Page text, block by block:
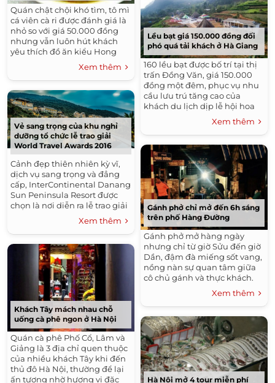
Quán chật chội khó tìm, tô mì
cá viên cà ri được đánh giá là
nhỏ so với giá 50.000 đồng
nhưng vẫn luôn hút khách
yêu thích đồ ăn kiểu Hong
Xem thêm
Vẻ sang trọng của khu nghỉ
dưỡng tổ chức lễ trao giải
World Travel Awards 2016
Cảnh đẹp thiên nhiên kỳ vĩ,
dịch vụ sang trọng và đẳng
cấp, InterContinental Danang
Sun Peninsula Resort được
chọn là nơi diễn ra lễ trao giải
thưởng danh giá của ngành
du lịch và khách sạn năm nay.
Xem thêm
Khách Tây mách nhau chỗ
uống cà phê ngon ở Hà Nội
Quán cà phê Phố Cổ, Lâm và
Giảng là 3 địa chỉ quen thuộc
của nhiều khách Tây khi đến
thủ đô Hà Nội, thường để lại
ấn tượng nhờ hương vị đặc
Lều bạt giá 150.000 đồng đối
phó quá tải khách ở Hà Giang
160 lều bạt được bố trí tại thị
trấn Đồng Văn, giá 150.000
đồng một đêm, phục vụ nhu
cầu lưu trú tăng cao của
khách du lịch dịp lễ hội hoa
Xem thêm
Gánh phở chỉ mở đến 6h sáng
trên phố Hàng Đường
Gánh phở mở hàng ngày
nhưng chỉ từ giờ Sửu đến giờ
Dần, đậm đà miếng sốt vang,
nồng nàn sự quan tâm giữa
cô chủ gánh và thực khách.
Xem thêm
Hà Nội mở 4 tour miễn phí